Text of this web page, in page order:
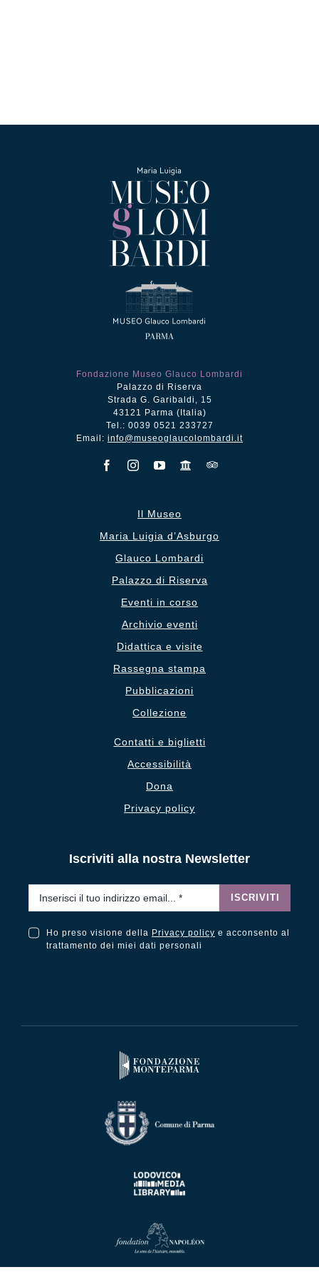
Fondazione Museo Glauco Lombardi
Palazzo di Riserva
Strada G. Garibaldi, 15
43121 Parma (Italia)
Tel.: 0039 0521 233727
Email: info@museoglaucolombardi.it
Il Museo
Maria Luigia d’Asburgo
Glauco Lombardi
Palazzo di Riserva
Eventi in corso
Archivio eventi
Didattica e visite
Rassegna stampa
Pubblicazioni
Collezione
Contatti e biglietti
Accessibilità
Dona
Privacy policy
Iscriviti alla nostra Newsletter
ISCRIVITI
Ho preso visione della Privacy policy e acconsento al
trattamento dei miei dati personali